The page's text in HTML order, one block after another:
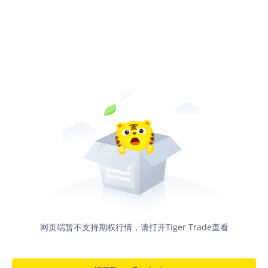
网页端暂不支持期权行情，请打开Tiger Trade查看